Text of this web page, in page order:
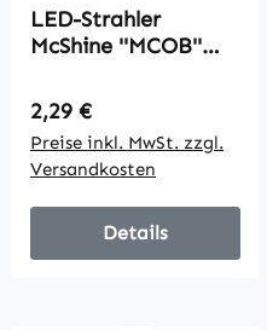
LED-Strahler
McShine ''MCOB''
warmweiß
Regulärer Preis:
2,29 €
Preise inkl. MwSt. zzgl.
Versandkosten
Details